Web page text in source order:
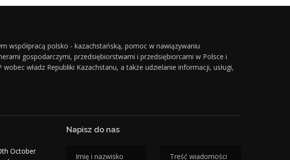
współpracą polsko - kazachstańską, pomoc w nawiązywaniu
gospodarczymi, przedsiębiorstwami i przedsiębiorcami w Polsce i
władz Republiki Kazachstanu, a także udzielanie informacji, usługi,
October
Napisz do nas